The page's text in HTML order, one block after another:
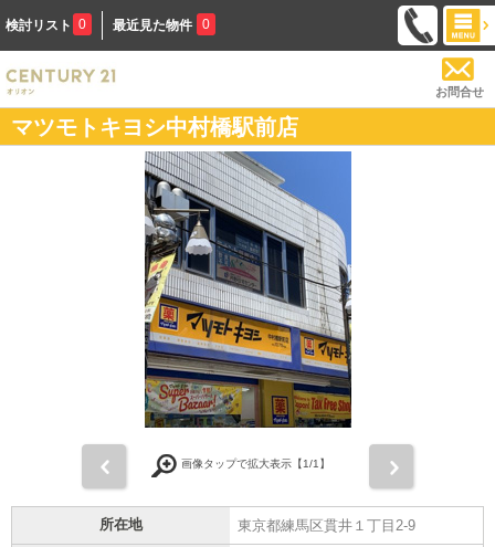
検討リスト 0 最近見た物件 0
お問合せ
マツモトキヨシ中村橋駅前店
画像タップで拡大表示【1/1】
所在地 東京都練馬区貫井１丁目2-9